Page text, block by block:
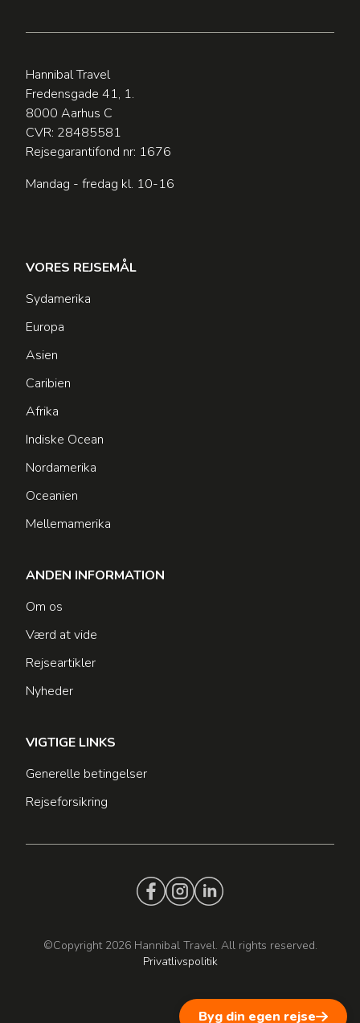
Byg din egen rejse
Hannibal Travel
Fredensgade 41, 1.
8000 Aarhus C
CVR: 28485581
Rejsegarantifond nr: 1676
Mandag - fredag kl. 10-16
VORES REJSEMÅL
Sydamerika
Europa
Asien
Caribien
Afrika
Indiske Ocean
Nordamerika
Oceanien
Mellemamerika
ANDEN INFORMATION
Om os
Værd at vide
Rejseartikler
Nyheder
VIGTIGE LINKS
Generelle betingelser
Rejseforsikring
©Copyright 2026 Hannibal Travel. All rights reserved.
Privatlivspolitik